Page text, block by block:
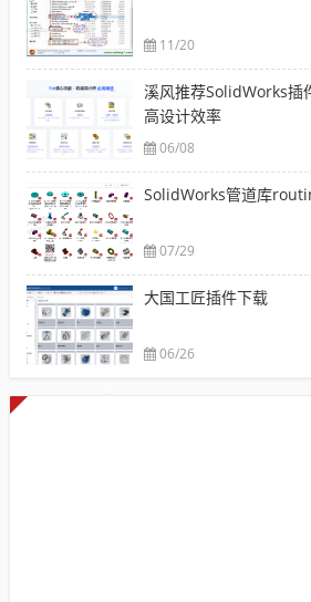
11/20
溪风推荐SolidWorks插
高设计效率
06/08
SolidWorks管道库
07/29
大国工匠插件下载
06/26